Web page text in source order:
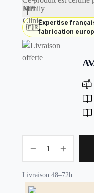
🇫🇷
Expertise
fabrication
Livraison 48–72h